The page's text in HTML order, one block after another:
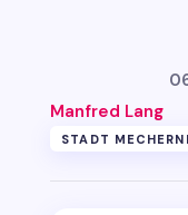
Manfred Lang
STADT